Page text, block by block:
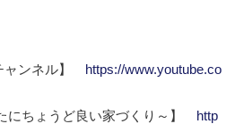
ャンネル】 https://www.youtube.co
にちょうど良い家づくり～】 http